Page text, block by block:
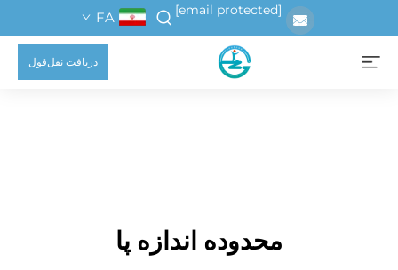
[email protected]
FA
دریافت نقل‌قول
محدوده اندازه پا